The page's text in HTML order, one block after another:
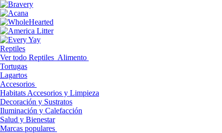
Reptiles
Ver todo Reptiles Alimento
Tortugas
Lagartos
Accesorios
Habitats Accesorios y Limpieza
Decoración y Sustratos
Iluminación y Calefacción
Salud y Bienestar
Marcas populares